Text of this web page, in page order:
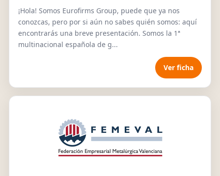
¡Hola! Somos Eurofirms Group, puede que ya nos
conozcas, pero por si aún no sabes quién somos: aquí
encontrarás una breve presentación. Somos la 1ª
multinacional española de g...
Ver ficha